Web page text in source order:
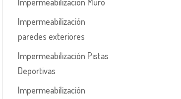
Impermeabilización
paredes exteriores
Impermeabilización Pistas
Deportivas
Impermeabilización